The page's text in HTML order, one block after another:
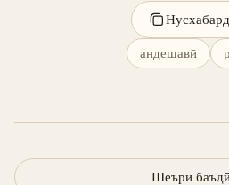
андешавӣ
Шеъри